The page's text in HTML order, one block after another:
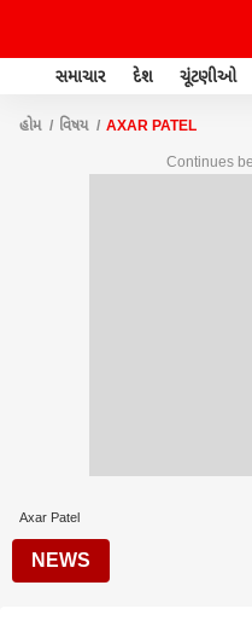
સમાચાર દેશ ચૂંટણીઓ
હોમ વિષય AXAR PATEL
Continues
Axar Patel
NEWS